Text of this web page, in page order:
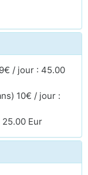
/ jour : 45.00
10€ / jour :
25.00 Eur